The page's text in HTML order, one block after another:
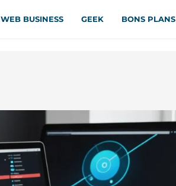
WEB BUSINESS GEEK BONS PLANS